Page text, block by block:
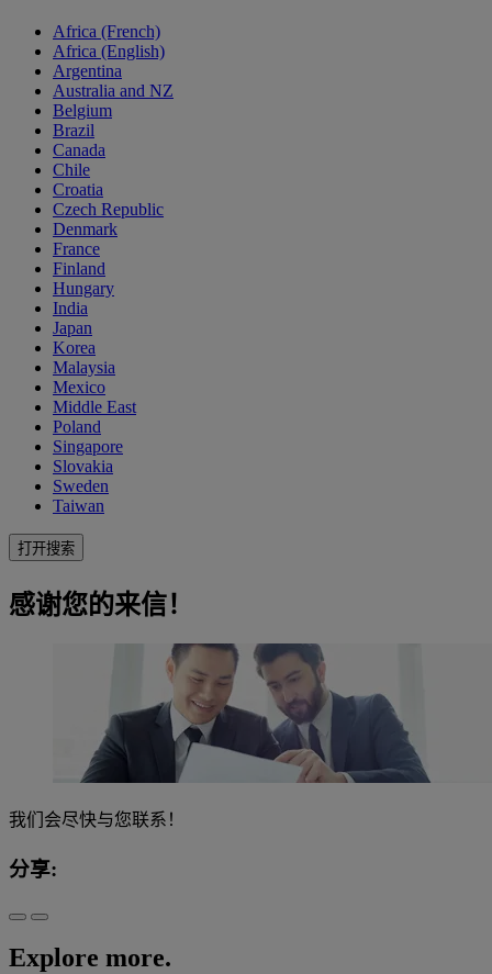
Africa (French)
Africa (English)
Argentina
Australia and NZ
Belgium
Brazil
Canada
Chile
Croatia
Czech Republic
Denmark
France
Finland
Hungary
India
Japan
Korea
Malaysia
Mexico
Middle East
Poland
Singapore
Slovakia
Sweden
Taiwan
打开搜索
感谢您的来信！
我们会尽快与您联系！
分享:
Explore more.